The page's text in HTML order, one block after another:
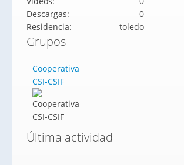
Descargas:
0
Residencia:
toledo
Grupos
Cooperativa
CSI-CSIF
Última actividad